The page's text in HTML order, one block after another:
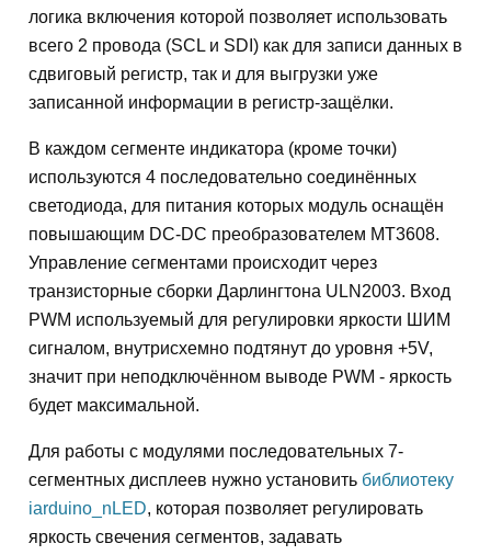
логика включения которой позволяет использовать
всего 2 провода (SCL и SDI) как для записи данных в
сдвиговый регистр, так и для выгрузки уже
записанной информации в регистр-защёлки.
В каждом сегменте индикатора (кроме точки)
используются 4 последовательно соединённых
светодиода, для питания которых модуль оснащён
повышающим DC-DC преобразователем MT3608.
Управление сегментами происходит через
транзисторные сборки Дарлингтона ULN2003. Вход
PWM используемый для регулировки яркости ШИМ
сигналом, внутрисхемно подтянут до уровня +5V,
значит при неподключённом выводе PWM - яркость
будет максимальной.
Для работы с модулями последовательных 7-
сегментных дисплеев нужно установить библиотеку
iarduino_nLED, которая позволяет регулировать
яркость свечения сегментов, задавать